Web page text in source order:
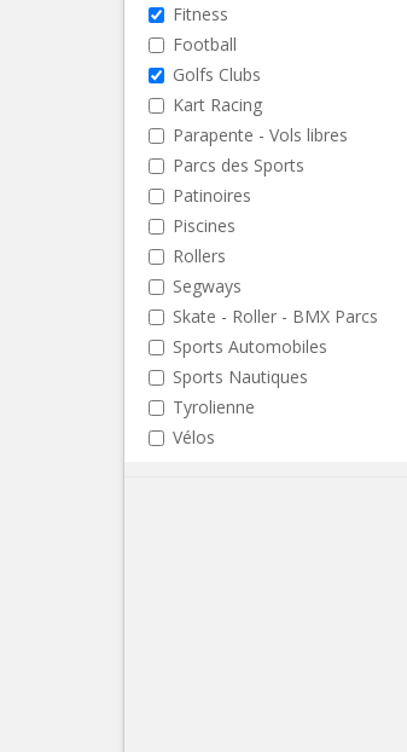
Fitness
Football
Golfs Clubs
Kart Racing
Parapente - Vols libres
Parcs des Sports
Patinoires
Piscines
Rollers
Segways
Skate - Roller - BMX Parcs
Sports Automobiles
Sports Nautiques
Tyrolienne
Vélos